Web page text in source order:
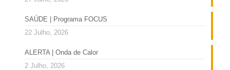
SAÚDE | Programa FOCUS
22 Julho, 2026
ALERTA | Onda de Calor
2 Julho, 2026